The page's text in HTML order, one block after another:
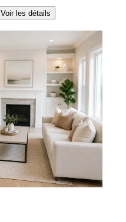
Voir les détails